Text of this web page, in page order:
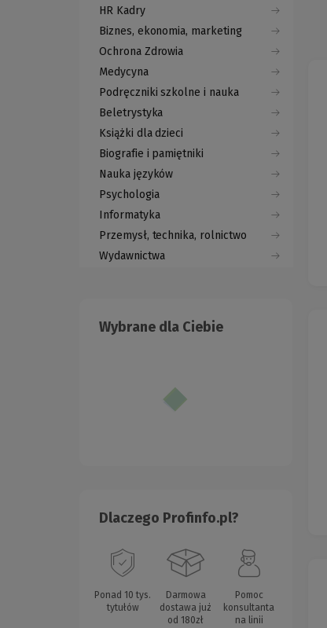
HR Kadry
Biznes, ekonomia, marketing
Ochrona Zdrowia
Medycyna
Podręczniki szkolne i nauka
Beletrystyka
Książki dla dzieci
Biografie i pamiętniki
Nauka języków
Psychologia
Informatyka
Przemysł, technika, rolnictwo
Wydawnictwa
Wybrane dla Ciebie
Dlaczego Profinfo.pl?
Ponad 10 tys.
tytułów
Darmowa
dostawa już
od 180zł
Pomoc
konsultanta
na linii